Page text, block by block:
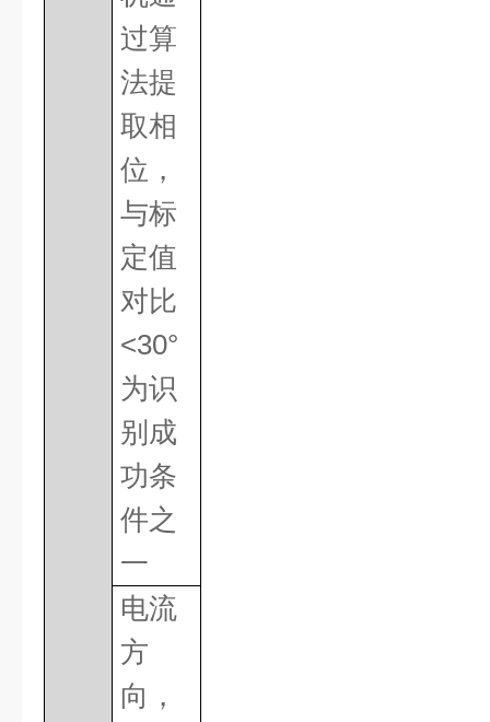
过算
法提
取相
位，
与标
定值
对比
<30°
为识
别成
功条
件之
一
电流
方
向，